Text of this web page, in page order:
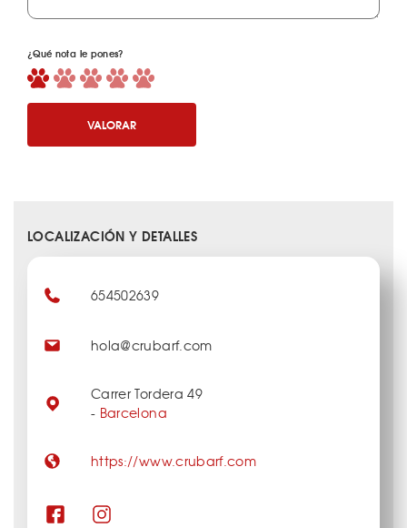
¿Qué nota le pones?
VALORAR
LOCALIZACIÓN Y DETALLES
654502639
hola@crubarf.com
Carrer Tordera 49
- Barcelona
https://www.crubarf.com